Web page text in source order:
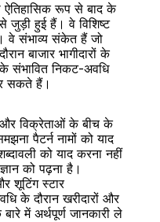
ऐतिहासिक रूप से बाद के
जुड़ी हुई हैं। वे विशिष्ट
वे संभाव्य संकेत हैं जो
बाजार भागीदारों के
संभावित निकट-अवधि
सकते हैं।
विक्रेताओं के बीच के
पैटर्न नामों को याद
को याद करना नहीं
को पढ़ना है।
शूटिंग स्टार
के दौरान खरीदारों और
में अर्थपूर्ण जानकारी ले